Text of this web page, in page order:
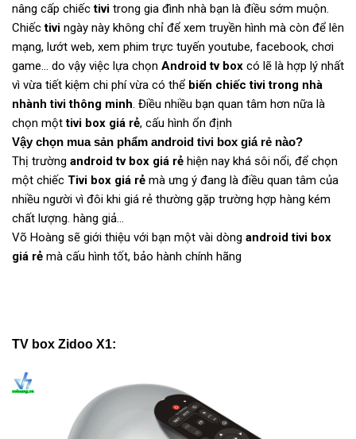
nâng cấp chiếctivi trong gia đình nhà bạn là điều sớm muộn.
Chiếctivi ngày này không chỉ để xem truyền hình mà còn để lên
mạng, lướt web, xem phim trực tuyến youtube, facebook, chơi
game... do vậy việc lựa chọn Android tv box có lẽ là hợp lý nhất
vì vừa tiết kiệm chi phí vừa có thể biến chiếc tivi trong nhà
nhành tivi thông minh. Điều nhiều bạn quan tâm hơn nữa là
chọn mộttivi box giá rẻ, cấu hình ổn định
Vậy chọn mua sản phẩm android tivi box giá rẻ nào?
Thị trường android tv box giá rẻ hiện nay khá sôi nổi, để chọn
một chiếc Tivi box giá rẻ mà ưng ý đang là điều quan tâm của
nhiều người vì đôi khi giá rẻ thường gặp trường hợp hàng kém
chất lượng. hàng giả...
Võ Hoàng sẽ giới thiệu với bạn một vài dòng android tivi box
giá rẻ mà cấu hình tốt, bảo hành chính hãng
TV box Zidoo X1: